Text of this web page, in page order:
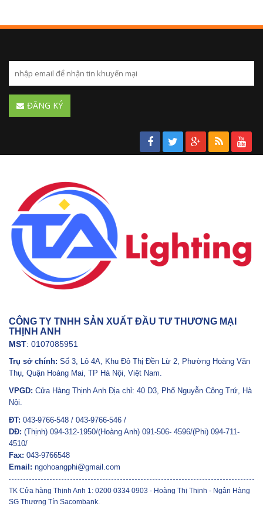
ĐĂNG KÝ
CÔNG TY TNHH SẢN XUẤT ĐẦU TƯ THƯƠNG MẠI
THỊNH ANH
MST: 0107085951
Trụ sở chính: Số 3, Lô 4A, Khu Đô Thị Đền Lừ 2, Phường Hoàng Văn
Thụ, Quận Hoàng Mai, TP Hà Nội, Việt Nam.
VPGD: Cửa Hàng Thịnh Anh Địa chỉ: 40 D3, Phố Nguyễn Công Trứ, Hà
Nội.
ĐT: 043-9766-548 / 043-9766-546 /
DĐ: (Thịnh) 094-312-1950/(Hoàng Anh) 091-506- 4596/(Phi) 094-711-
4510/
Fax: 043-9766548
Email: ngohoangphi@gmail.com
TK Cửa hàng Thịnh Anh 1: 0200 0334 0903 - Hoàng Thị Thịnh - Ngân Hàng
SG Thương Tín Sacombank.